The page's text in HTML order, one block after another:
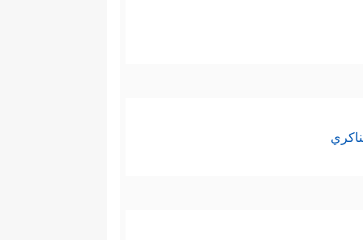
مَن یَعۡمَلۡ سُوۤءࣰا یُجۡزَ بِهِۦ﴾
إذ خالق الكون ومنزّل